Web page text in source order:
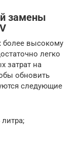
замены
более высокому
легко
затрат на
обновить
следующие